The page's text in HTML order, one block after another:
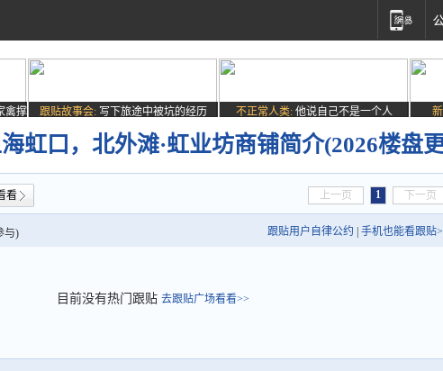
禽撑
跟贴故事会: 写下旅途中被坑的经历 不正常人类: 他说自己不是一个人
虹口，北外滩·虹业坊商铺简介(2026楼盘
看 上一页 1 下一页
与) 跟贴用户自律公约 手机也能看跟贴
目前没有热门跟贴 去跟贴广场看看>>